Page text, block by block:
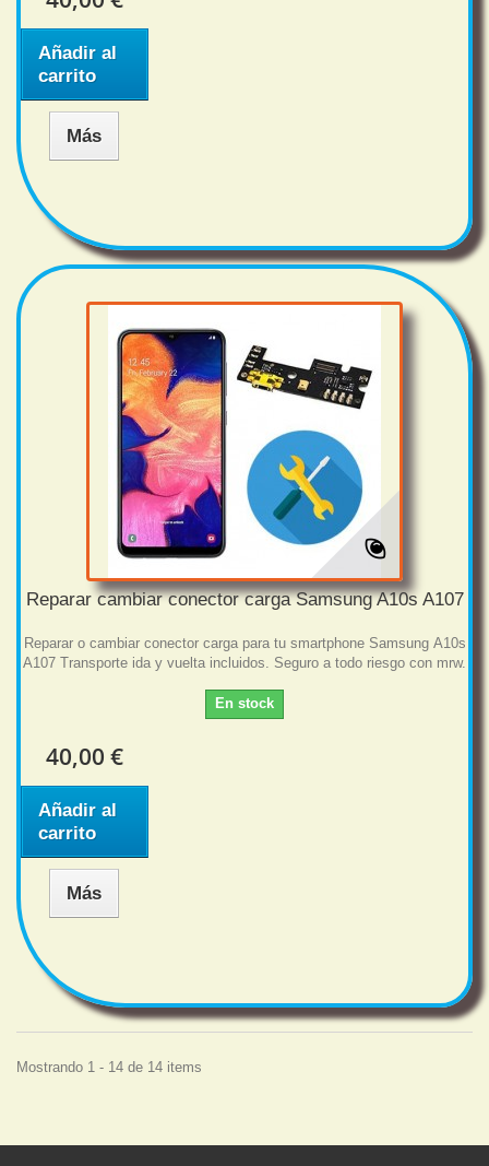
Añadir al
carrito
Más
Reparar cambiar conector carga Samsung A10s A107
Reparar o cambiar conector carga para tu smartphone Samsung A10s
A107 Transporte ida y vuelta incluidos. Seguro a todo riesgo con mrw.
En stock
40,00 €
Añadir al
carrito
Más
Mostrando 1 - 14 de 14 items